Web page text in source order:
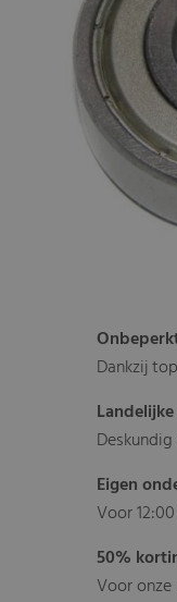
Dankzij
Eigen
Voor
50%
Voor